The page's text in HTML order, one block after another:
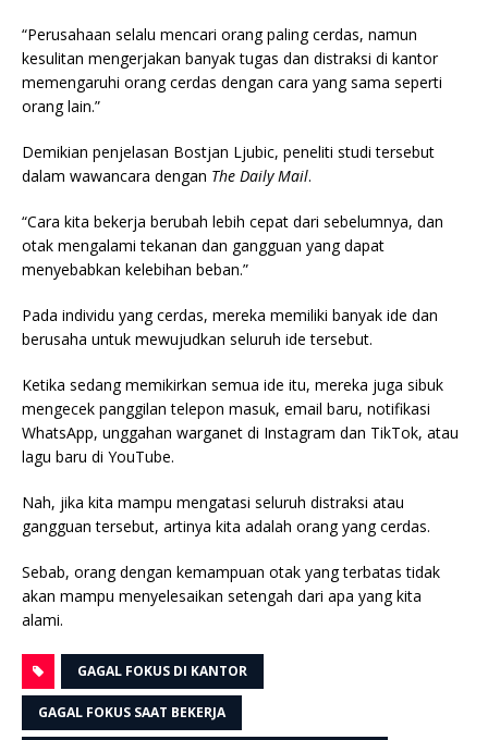
“Perusahaan selalu mencari orang paling cerdas, namun
kesulitan mengerjakan banyak tugas dan distraksi di kantor
memengaruhi orang cerdas dengan cara yang sama seperti
orang lain.”
Demikian penjelasan Bostjan Ljubic, peneliti studi tersebut
dalam wawancara dengan The Daily Mail.
“Cara kita bekerja berubah lebih cepat dari sebelumnya, dan
otak mengalami tekanan dan gangguan yang dapat
menyebabkan kelebihan beban.”
Pada individu yang cerdas, mereka memiliki banyak ide dan
berusaha untuk mewujudkan seluruh ide tersebut.
Ketika sedang memikirkan semua ide itu, mereka juga sibuk
mengecek panggilan telepon masuk, email baru, notifikasi
WhatsApp, unggahan warganet di Instagram dan TikTok, atau
lagu baru di YouTube.
Nah, jika kita mampu mengatasi seluruh distraksi atau
gangguan tersebut, artinya kita adalah orang yang cerdas.
Sebab, orang dengan kemampuan otak yang terbatas tidak
akan mampu menyelesaikan setengah dari apa yang kita
alami.
GAGAL FOKUS DI KANTOR
GAGAL FOKUS SAAT BEKERJA